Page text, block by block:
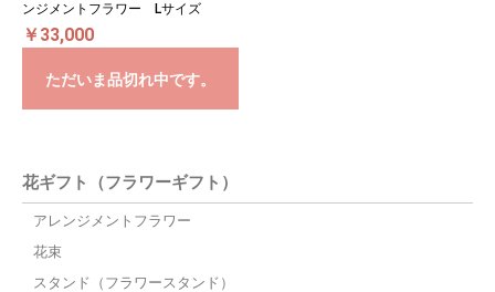
ンジメントフラワー Lサイズ
￥33,000
ただいま品切れ中です。
花ギフト（フラワーギフト）
アレンジメントフラワー
花束
スタンド（フラワースタンド）